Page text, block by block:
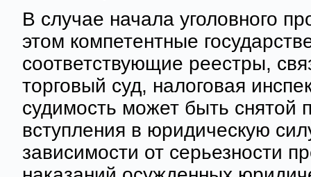
В случае начала уголовного
этом компетентные
соответствующие реестры,
торговый суд, налоговая
судимость может быть снятой
вступления в юридическую
зависимости от серьезности